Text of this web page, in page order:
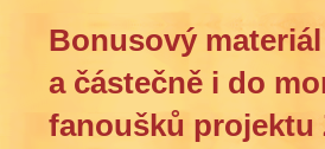
Bonusový
a částečně i do
fanoušků projektu